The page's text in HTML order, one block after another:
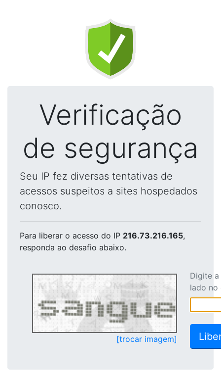
Verificação
de segurança
Seu IP fez diversas tentativas de
acessos suspeitos a sites hospedados
conosco.
Para liberar o acesso do IP 216.73.216.165,
responda ao desafio abaixo.
[trocar imagem]
Digite
lado no